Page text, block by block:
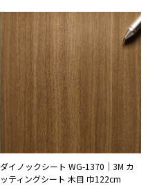
ダイノックシート WG-1370｜3M カ
ッティングシート 木目 巾122cm